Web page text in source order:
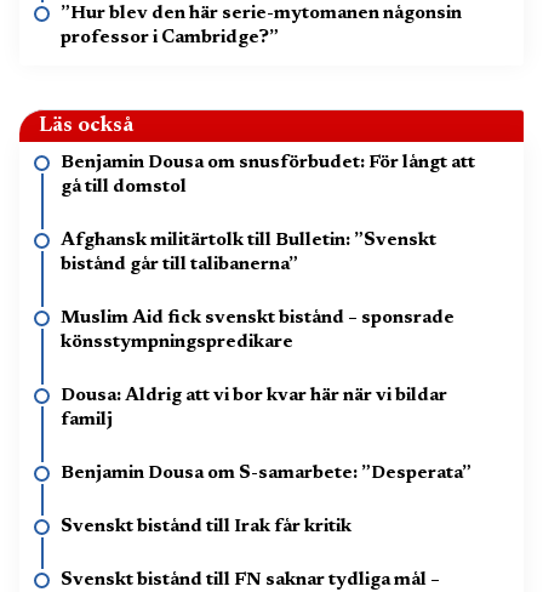
”Hur blev den här serie-mytomanen någonsin
professor i Cambridge?”
Läs också
Benjamin Dousa om snusförbudet: För långt att
gå till domstol
Afghansk militärtolk till Bulletin: ”Svenskt
bistånd går till talibanerna”
Muslim Aid fick svenskt bistånd – sponsrade
könsstympningspredikare
Dousa: Aldrig att vi bor kvar här när vi bildar
familj
Benjamin Dousa om S-samarbete: ”Desperata”
Svenskt bistånd till Irak får kritik
Svenskt bistånd till FN saknar tydliga mål –